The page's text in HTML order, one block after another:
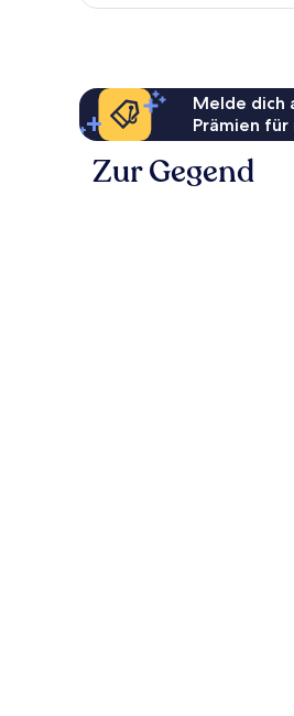
Melde dich
Prämien
Zur Gegend